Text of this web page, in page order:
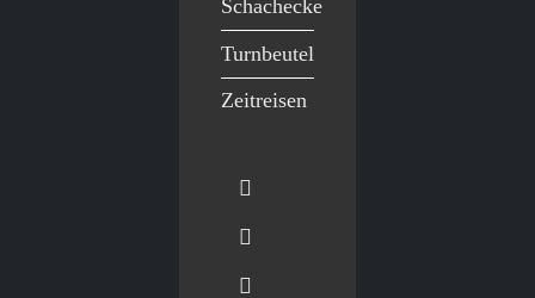
Schachecke
Turnbeutel
Zeitreisen